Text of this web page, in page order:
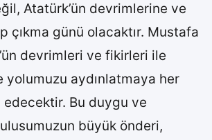
Atatürk’ün devrimlerine ve
çıkma günü olacaktır. Mustafa
devrimleri ve fikirleri ile
yolumuzu aydınlatmaya her
Bu duygu ve
büyük önderi,